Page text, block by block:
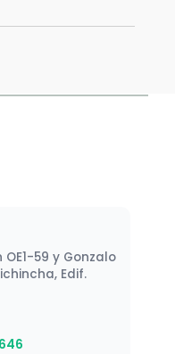
59 y Gonzalo
Edif.